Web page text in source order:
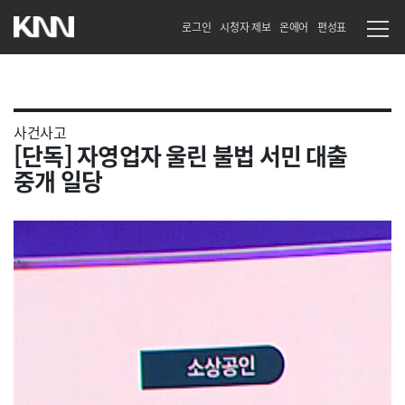
로그인 시청자 제보 온에어 편성표
사건사고
[단독] 자영업자 울린 불법 서민 대출
중개 일당